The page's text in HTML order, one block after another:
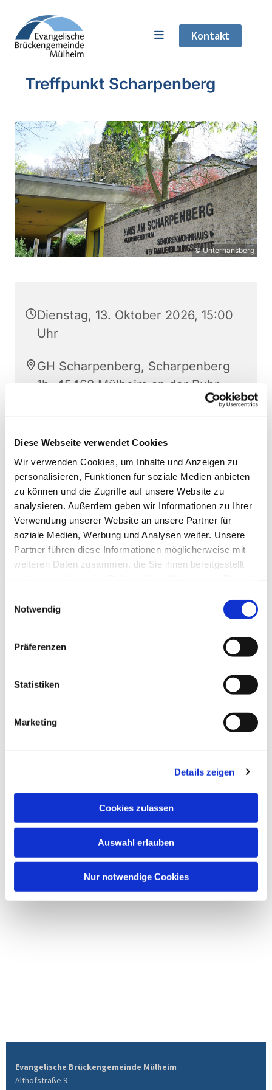
Diese Webseite verwendet Cookies
Wir verwenden Cookies, um Inhalte und Anzeigen zu
personalisieren, Funktionen für soziale Medien anbieten
zu können und die Zugriffe auf unsere Website zu
analysieren. Außerdem geben wir Informationen zu Ihrer
Verwendung unserer Website an unsere Partner für
soziale Medien, Werbung und Analysen weiter. Unsere
Partner führen diese Informationen möglicherweise mit
weiteren Daten zusammen, die Sie ihnen bereitgestellt
Notwendig
Präferenzen
Statistiken
Marketing
Details zeigen
Cookies zulassen
Auswahl erlauben
Nur notwendige Cookies
Kontakt
Treffpunkt Scharpenberg
© Unterhansberg
Dienstag, 13. Oktober 2026, 15:00
Uhr
GH Scharpenberg, Scharpenberg
1b, 45468 Mülheim an der Ruhr
Dies könnte Sie auch
Evangelische Brückengemeinde Mülheim
Althofstraße 9